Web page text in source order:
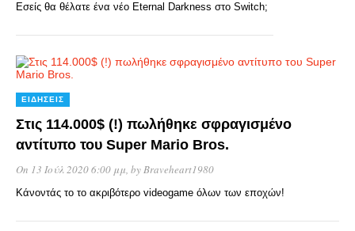
Εσείς θα θέλατε ένα νέο Eternal Darkness στο Switch;
ΕΙΔΉΣΕΙΣ
Στις 114.000$ (!) πωλήθηκε σφραγισμένο
αντίτυπο του Super Mario Bros.
On 13 Ιούλ 2020 6:00 μμ, byBraveheart1980
Κάνοντάς το το ακριβότερο videogame όλων των εποχών!